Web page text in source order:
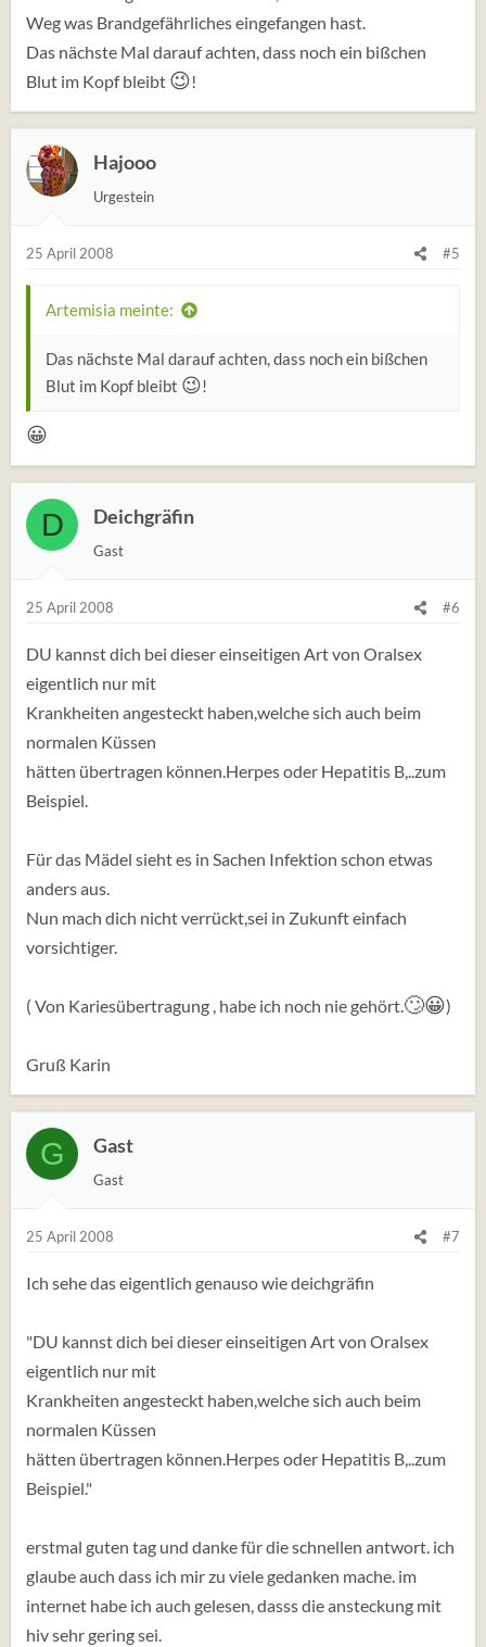
Weg was Brandgefährliches eingefangen hast.
Das nächste Mal darauf achten, dass noch ein bißchen
Blut im Kopf bleibt 😉!
Hajooo
Urgestein
25 April 2008 #5
Artemisia meinte:
Das nächste Mal darauf achten, dass noch ein bißchen
Blut im Kopf bleibt 😉!
😀
D Deichgräfin
Gast
25 April 2008 #6
DU kannst dich bei dieser einseitigen Art von Oralsex
eigentlich nur mit
Krankheiten angesteckt haben,welche sich auch beim
normalen Küssen
hätten übertragen können.Herpes oder Hepatitis B,..zum
Beispiel.
Für das Mädel sieht es in Sachen Infektion schon etwas
anders aus.
Nun mach dich nicht verrückt,sei in Zukunft einfach
vorsichtiger.
( Von Kariesübertragung , habe ich noch nie gehört.🙄😀)
Gruß Karin
G Gast
Gast
25 April 2008 #7
Ich sehe das eigentlich genauso wie deichgräfin
"DU kannst dich bei dieser einseitigen Art von Oralsex
eigentlich nur mit
Krankheiten angesteckt haben,welche sich auch beim
normalen Küssen
hätten übertragen können.Herpes oder Hepatitis B,..zum
Beispiel."
erstmal guten tag und danke für die schnellen antwort. ich
glaube auch dass ich mir zu viele gedanken mache. im
internet habe ich auch gelesen, dasss die ansteckung mit
hiv sehr gering sei.